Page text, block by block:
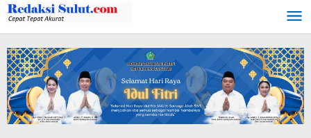
Lewati
ke
konten